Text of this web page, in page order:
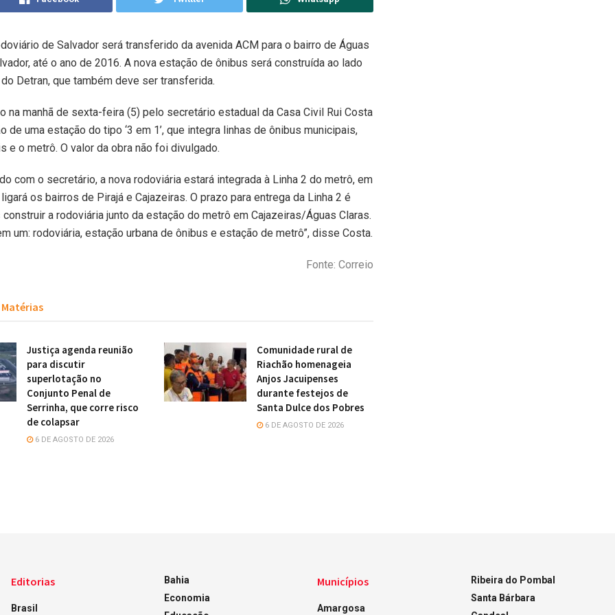
de Salvador será transferido da avenida ACM para o bairro de Águas
até o ano de 2016. A nova estação de ônibus será construída ao lado
Detran, que também deve ser transferida.
na manhã de sexta-feira (5) pelo secretário estadual da Casa Civil Rui Costa
de uma estação do tipo ‘3 em 1’, que integra linhas de ônibus municipais,
e o metrô. O valor da obra não foi divulgado.
com o secretário, a nova rodoviária estará integrada à Linha 2 do metrô, em
os bairros de Pirajá e Cajazeiras. O prazo para entrega da Linha 2 é
construir a rodoviária junto da estação do metrô em Cajazeiras/Águas Claras.
um: rodoviária, estação urbana de ônibus e estação de metrô”, disse Costa.
Fonte: Correio
Matérias
Justiça agenda reunião
para discutir
superlotação no
Conjunto Penal de
Serrinha, que corre risco
de colapsar
6 DE AGOSTO DE 2026
Comunidade rural de
Riachão homenageia
Anjos Jacuipenses
durante festejos de
Santa Dulce dos Pobres
6 DE AGOSTO DE 2026
Editorias
Brasil
Bahia
Economia
Municípios
Amargosa
Ribeira do Pombal
Santa Bárbara